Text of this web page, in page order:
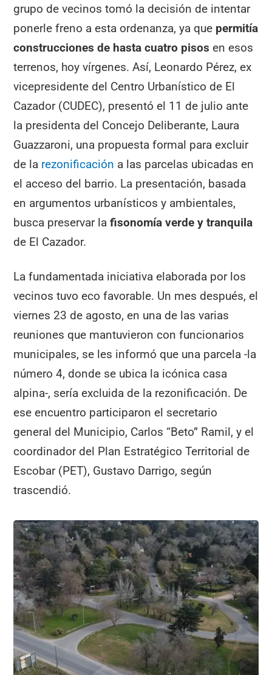
grupo de vecinos tomó la decisión de intentar
ponerle freno a esta ordenanza, ya que permitía
construcciones de hasta cuatro pisosen esos
terrenos, hoy vírgenes. Así, Leonardo Pérez, ex
vicepresidente del Centro Urbanístico de El
Cazador (CUDEC), presentó el 11 de julio ante
la presidenta del Concejo Deliberante, Laura
Guazzaroni, una propuesta formal para excluir
de la rezonificación a las parcelas ubicadas en
el acceso del barrio. La presentación, basada
en argumentos urbanísticos y ambientales,
busca preservar lafisonomía verde y tranquila
de El Cazador.
La fundamentada iniciativa elaborada por los
vecinos tuvo eco favorable. Un mes después, el
viernes 23 de agosto, en una de las varias
reuniones que mantuvieron con funcionarios
municipales, se les informó que una parcela -la
número 4, donde se ubica la icónica casa
alpina-, sería excluida de la rezonificación. De
ese encuentro participaron el secretario
general del Municipio, Carlos “Beto” Ramil, y el
coordinador del Plan Estratégico Territorial de
Escobar (PET), Gustavo Darrigo, según
trascendió.